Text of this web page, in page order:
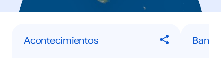
Acontecimientos